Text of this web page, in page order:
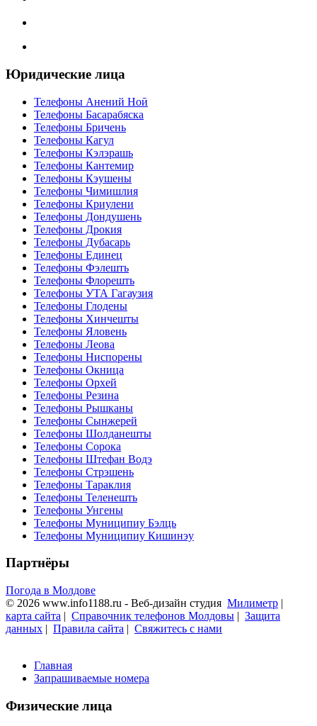
Юридические лица
Телефоны Анений Ноӣ
Телефоны Басарабяска
Телефоны Бричень
Телефоны Кагул
Телефоны Кэлэрашь
Телефоны Кантемир
Телефоны Кэушены
Телефоны Чимишлия
Телефоны Криулени
Телефоны Дондушень
Телефоны Дрокия
Телефоны Дубасарь
Телефоны Единец
Телефоны Фэлешть
Телефоны Флорешть
Телефоны УТА Гагаузия
Телефоны Глодены
Телефоны Хинчешты
Телефоны Яловень
Телефоны Леова
Телефоны Ниспорены
Телефоны Окница
Телефоны Орхей
Телефоны Резина
Телефоны Рышканы
Телефоны Сынжерей
Телефоны Шолданешты
Телефоны Сорока
Телефоны Штефан Водэ
Телефоны Стрэшень
Телефоны Тараклия
Телефоны Теленешть
Телефоны Унгены
Телефоны Муниципиу Бэлць
Телефоны Муниципиу Кишинэу
Партнёры
Погода в Молдове
© 2026 www.info1188.ru - Веб-дизайн студия Милиметр |
карта сайта | Справочник телефонов Молдовы | Защита
данных | Правила сайта | Свяжитесь с нами
Главная
Запрашиваемые номера
Физические лица